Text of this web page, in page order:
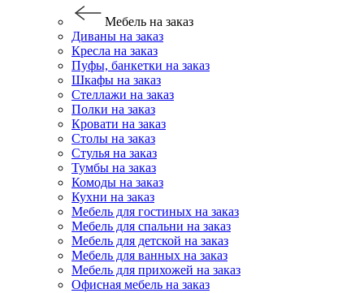
Мебель на заказ
Диваны на заказ
Кресла на заказ
Пуфы, банкетки на заказ
Шкафы на заказ
Стеллажи на заказ
Полки на заказ
Кровати на заказ
Столы на заказ
Стулья на заказ
Тумбы на заказ
Комоды на заказ
Кухни на заказ
Мебель для гостиных на заказ
Мебель для спальни на заказ
Мебель для детской на заказ
Мебель для ванных на заказ
Мебель для прихожей на заказ
Офисная мебель на заказ